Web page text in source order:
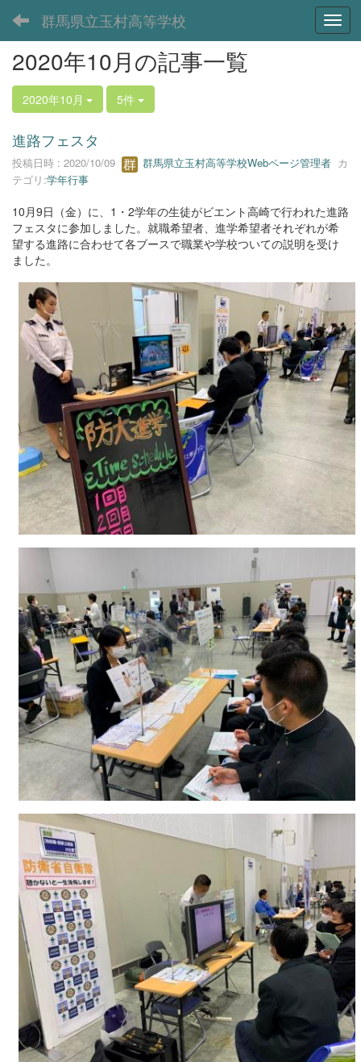
群馬県立玉村高等学校
2020年10月の記事一覧
2020年10月 5件
進路フェスタ
投稿日時 : 2020/10/09 群馬県立玉村高等学校Webページ管理者 カ
テゴリ:学年行事
10月9日（金）に、1・2学年の生徒がビエント高崎で行われた進路
フェスタに参加しました。就職希望者、進学希望者それぞれが希
望する進路に合わせて各ブースで職業や学校ついての説明を受け
ました。